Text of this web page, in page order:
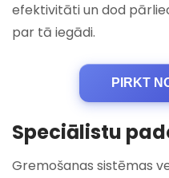
efektivitāti un dod
par tā iegādi.
PIRKT
Speciālistu
Gremošanas sistēmas